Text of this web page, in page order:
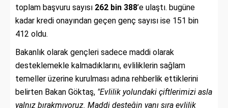
toplam başvuru sayısı 262 bin 388’e ulaştı. bugüne
kadar kredi onayından geçen genç sayısı ise 151 bin
412 oldu.
Bakanlık olarak gençleri sadece maddi olarak
desteklemekle kalmadıklarını, evliliklerin sağlam
temeller üzerine kurulması adına rehberlik ettiklerini
belirten Bakan Göktaş, "Evlilik yolundaki çiftlerimizi asla
yalnız bırakmıyoruz. Maddi desteğin yanı sıra evlilik